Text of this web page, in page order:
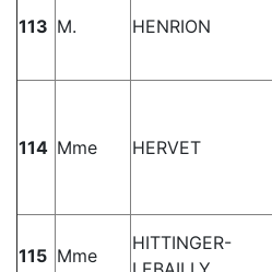
113 M. HENRION
114 Mme HERVET
115 Mme
HITTINGER-